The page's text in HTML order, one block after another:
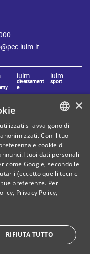
iulm
diversament
e
iulm
sport
policy
ITALIAN
ENGLISH
×
si avvalgono di
Con il tuo
e cookie di
tuoi dati personali
come Google, secondo le
(eccetto quelli tecnici
preferenze. Per
, Privacy Policy,
RIFIUTA TUTTO